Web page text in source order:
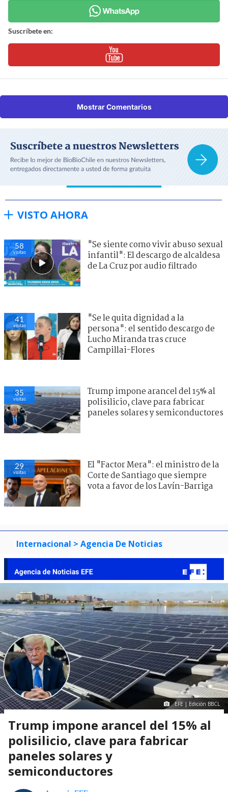
Suscríbete en:
Mostrar Comentarios
VISTO AHORA
58
visitas
"Se siente como vivir abuso sexual
infantil": El descargo de alcaldesa
de La Cruz por audio filtrado
41
visitas
"Se le quita dignidad a la
persona": el sentido descargo de
Lucho Miranda tras cruce
Campillai-Flores
35
visitas
Trump impone arancel del 15% al
polisilicio, clave para fabricar
paneles solares y semiconductores
29
visitas
El "Factor Mera": el ministro de la
Corte de Santiago que siempre
vota a favor de los Lavín-Barriga
Internacional > Agencia De Noticias
EFE | Edición BBCL
Trump impone arancel del 15% al
polisilicio, clave para fabricar
paneles solares y
semiconductores